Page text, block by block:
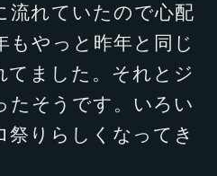
流れていたので心配
もやっと昨年と同じ
てました。それとジ
たそうです。いろい
祭りらしくなってき